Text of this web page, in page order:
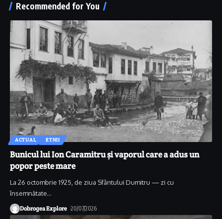
Recommended for You
ACTUAL ETNII
Bunicul lui Ion Caramitru și vaporul care a adus un
popor peste mare
La 26 octombrie 1925, de ziua Sfântului Dumitru — zi cu
însemnătate…
Dobrogea Explore 20/07/2026